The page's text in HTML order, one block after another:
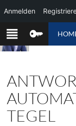
ZUM
INHALT
SPRINGEN
TEGEL
Anmelden